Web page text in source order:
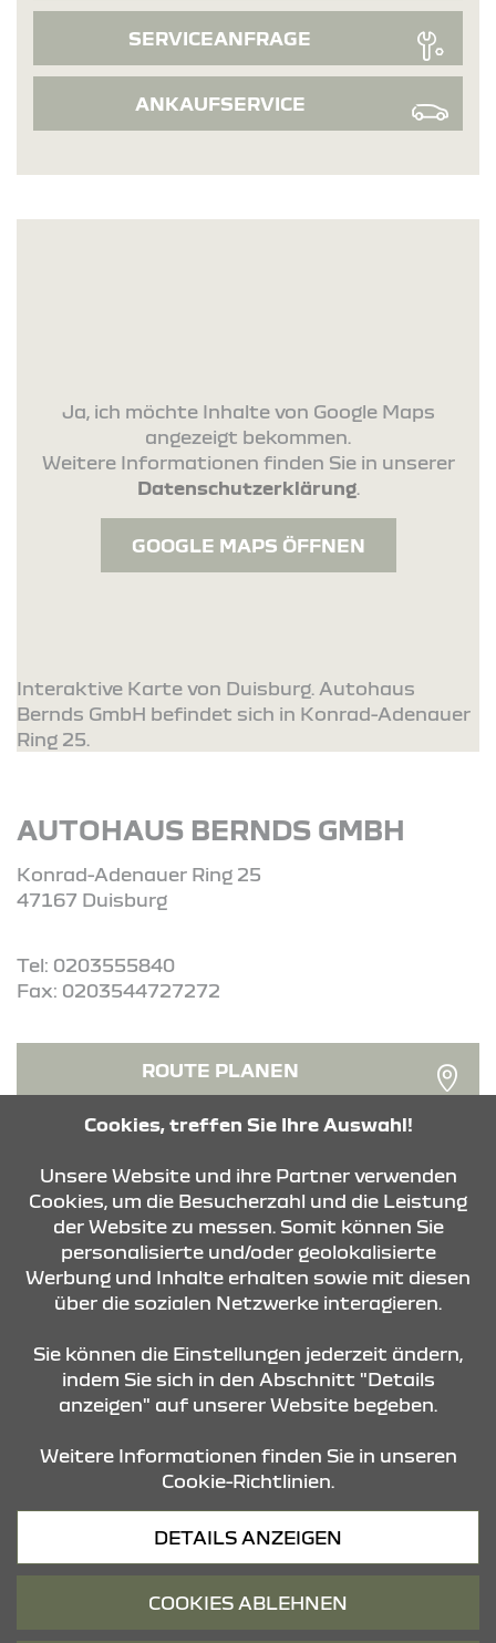
SERVICEANFRAGE
ANKAUFSERVICE
Ja, ich möchte Inhalte von Google Maps
angezeigt bekommen.
Weitere Informationen finden Sie in unserer
Datenschutzerklärung.
GOOGLE MAPS ÖFFNEN
Interaktive Karte von Duisburg. Autohaus
Bernds GmbH befindet sich in Konrad-Adenauer
Ring 25.
AUTOHAUS BERNDS GMBH
Konrad-Adenauer Ring 25
47167 Duisburg
Tel: 0203555840
Fax: 0203544727272
ROUTE PLANEN
ANFRAGE SENDEN
Cookies, treffen Sie Ihre Auswahl!
Unsere Website und ihre Partner verwenden
Cookies, um die Besucherzahl und die Leistung
der Website zu messen. Somit können Sie
personalisierte und/oder geolokalisierte
Werbung und Inhalte erhalten sowie mit diesen
über die sozialen Netzwerke interagieren.
Sie können die Einstellungen jederzeit ändern,
indem Sie sich in den Abschnitt "Details
anzeigen" auf unserer Website begeben.
Weitere Informationen finden Sie in unseren
Cookie-Richtlinien.
DETAILS ANZEIGEN
COOKIES ABLEHNEN